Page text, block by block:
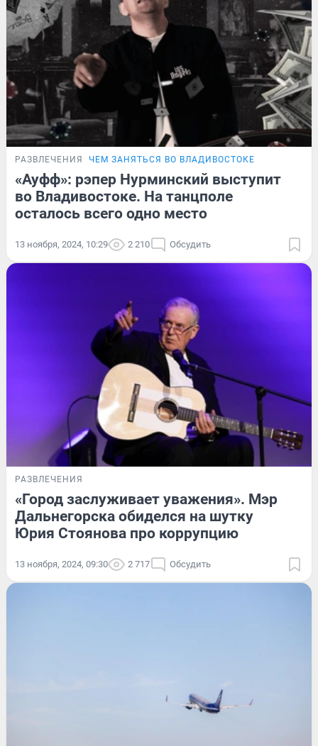
РАЗВЛЕЧЕНИЯ ЧЕМ ЗАНЯТЬСЯ ВО ВЛАДИВОСТОКЕ
«Ауфф»: рэпер Нурминский выступит
во Владивостоке. На танцполе
осталось всего одно место
13 ноября, 2024, 10:29 2 210 Обсудить
РАЗВЛЕЧЕНИЯ
«Город заслуживает уважения». Мэр
Дальнегорска обиделся на шутку
Юрия Стоянова про коррупцию
13 ноября, 2024, 09:30 2 717 Обсудить